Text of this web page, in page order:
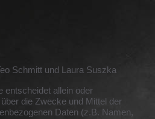
Schmitt und Laura Suszka
entscheidet allein oder
die Zwecke und Mittel der
Daten (z.B. Namen,